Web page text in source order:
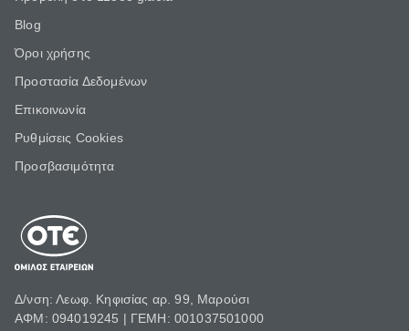
Blog
Όροι χρήσης
Προστασία Δεδομένων
Επικοινωνία
Ρυθμίσεις Cookies
Προσβασιμότητα
Δ/νση: Λεωφ. Κηφισίας αρ. 99, Μαρούσι
ΑΦΜ: 094019245 | ΓΕΜΗ: 001037501000